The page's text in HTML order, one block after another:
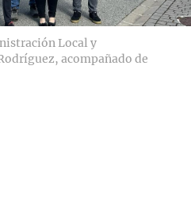
Local y
acompañado de